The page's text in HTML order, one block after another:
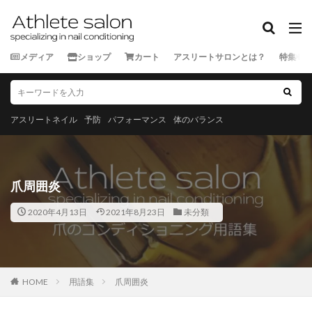
メディア ショップ カート アスリートサロンとは？ 特集
アスリートネイル 予防 パフォーマンス 体のバランス
爪周囲炎
2020年4月13日 2021年8月23日 未分類
HOME 用語集 爪周囲炎
タグ
★★★★★
ランナー
三重県 京都府 佐賀県
兵庫県
和歌山県
大阪府
奈良県 宮城県 宮崎県
富山県
山口県
山形県 山梨県 岐阜県
岡山県
岩手県
島根県 広島県 徳島県
愛知県
新潟県 東京都 栃木県
沖縄県
熊本県 石川県 神奈川県
福岡県
福島県 秋田県